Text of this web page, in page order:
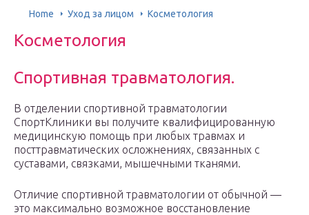
Home Уход за лицом Косметология
Косметология
Спортивная травматология.
В отделении спортивной травматологии
СпортКлиники вы получите квалифицированную
медицинскую помощь при любых травмах и
посттравматических осложнениях, связанных с
суставами, связками, мышечными тканями.
Отличие спортивной травматологии от обычной —
это максимально возможное восстановление